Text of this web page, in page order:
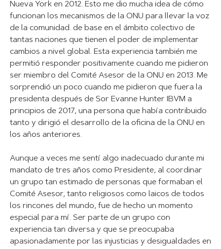
Nueva York en 2012. Esto me dio mucha idea de cómo
funcionan los mecanismos de la ONU para llevar la voz
de la comunidad. de base en el ámbito colectivo de
tantas naciones que tienen el poder de implementar
cambios a nivel global. Esta experiencia también me
permitió responder positivamente cuando me pidieron
ser miembro del Comité Asesor de la ONU en 2013. Me
sorprendió un poco cuando me pidieron que fuera la
presidenta después de Sor Evanne Hunter IBVM a
principios de 2017, una persona que había contribuido
tanto y dirigió el desarrollo de la oficina de la ONU en
los años anteriores.
Aunque a veces me sentí algo inadecuado durante mi
mandato de tres años como Presidente, al coordinar
un grupo tan estimado de personas que formaban el
Comité Asesor, tanto religiosos como laicos de todos
los rincones del mundo, fue de hecho un momento
especial para mí. Ser parte de un grupo con
experiencia tan diversa y que se preocupaba
apasionadamente por las injusticias y desigualdades en